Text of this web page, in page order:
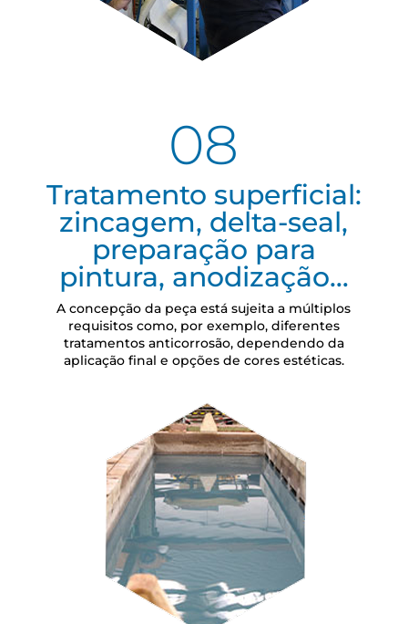
08
Tratamento superficial:
zincagem, delta-seal,
preparação para
pintura, anodização…
A concepção da peça está sujeita a múltiplos
requisitos como, por exemplo, diferentes
tratamentos anticorrosão, dependendo da
aplicação final e opções de cores estéticas.